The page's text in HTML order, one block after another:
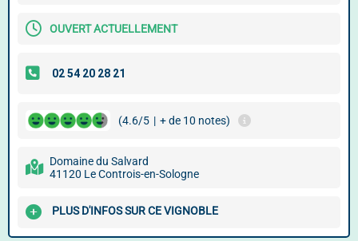
OUVERT ACTUELLEMENT
(4.6/5 | + de 10 notes)
Domaine du Salvard
41120 Le Controis-en-Sologne
PLUS D'INFOS SUR CE VIGNOBLE